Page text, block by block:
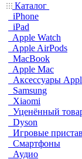
Каталог
iPhone
iPad
Apple Watch
Apple AirPods
MacBook
Apple Mac
Аксессуары
Samsung
Xiaomi
Уценённый
Dyson
Игровые
Смартфоны
Аудио